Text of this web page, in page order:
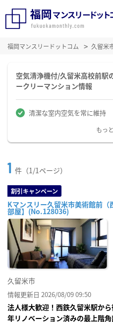
福岡マンスリードットコム 久留米
空気清浄機付/久留米高校前駅
ークリーマンション情報
清潔な室内空気を常に維持
もっ
1 件（1/1ページ）
割引キャンペーン
Kマンスリー久留米市美術館前（
部屋】(No.128036)
久留米市
情報更新日 2026/08/09 09:50
法人様大歓迎！西鉄久留米駅
年リノベーション済みの最上階